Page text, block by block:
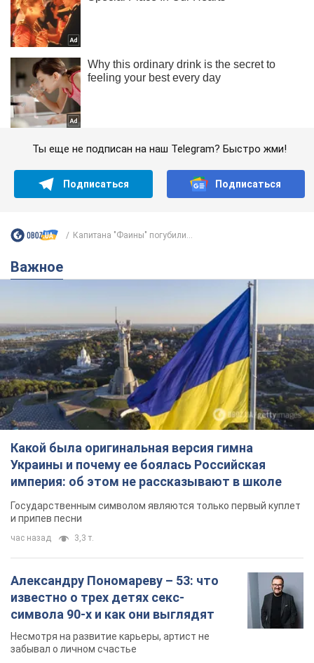
Ты еще не подписан на наш Telegram? Быстро жми!
Подписаться Подписаться
Капитана "Фаины" погубили...
Важное
Какой была оригинальная версия гимна
Украины и почему ее боялась Российская
империя: об этом не рассказывают в школе
Государственным символом являются только первый куплет
и припев песни
час назад 3,3 т.
Александру Пономареву – 53: что
известно о трех детях секс-
символа 90-х и как они выглядят
Несмотря на развитие карьеры, артист не
забывал о личном счастье